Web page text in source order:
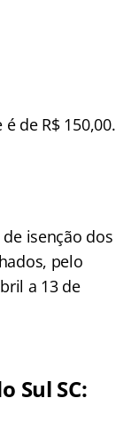
de R$ 150,00.
isenção dos
pelo
a 13 de
Sul SC: